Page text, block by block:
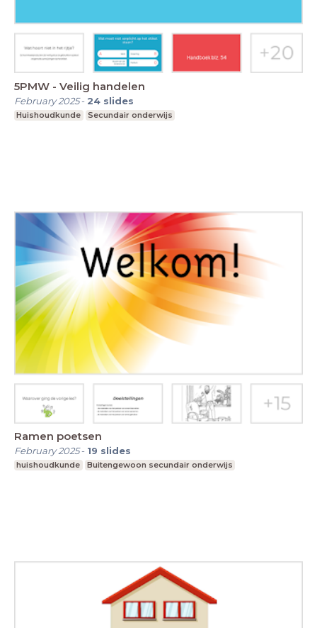
5PMW - Veilig handelen
February 2025- 24 slides
Huishoudkunde Secundair onderwijs
Ramen poetsen
February 2025- 19 slides
huishoudkunde Buitengewoon secundair onderwijs